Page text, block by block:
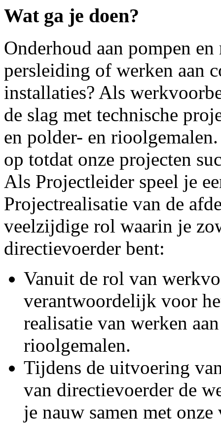
Wat ga je doen?
Onderhoud aan pompen
persleiding of werken aan
installaties? Als
de slag met technische
en polder- en
op totdat onze projecten
Als Projectleider speel je
Projectrealisatie van de
veelzijdige rol waarin je
directievoerder bent:
Vanuit de rol van
verantwoordelijk voor
realisatie van werken
rioolgemalen.
Tijdens de uitvoering
van directievoerder de
je nauw samen met